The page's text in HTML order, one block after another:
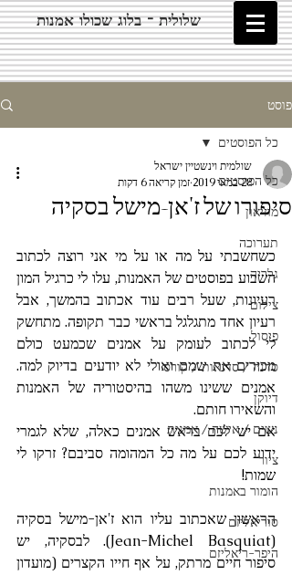
שלולית - בלוג שכולו אמנות
פוסט
כל הפוסטים
מוזיאון
תערוכה
גלריה
צילום
פיסול
סדנה / סדנאות / קורס
דיוקן
נשים / אישה / אמנית
ציור
הומור באמנות
סוריאליזם
היפר-ריאליזם
כל הפוסטים
סיפורו של ז'אן-מישל בסקיה
שולמית וינשטיין ישראל
28 במאי 2019
זמן קריאה 6 דקות
והשאירו חותם.
שמות!